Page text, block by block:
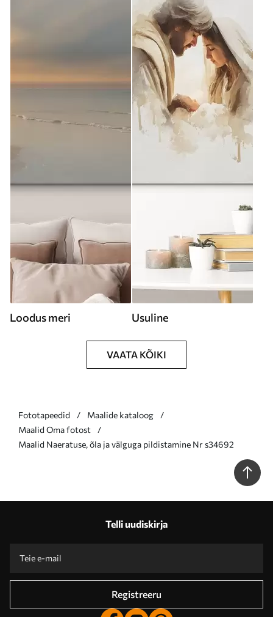
Loodus meri Usuline
VAATA KÕIKI
Fototapeedid
Maalide kataloog
Maalid Oma fotost
Maalid Naeratuse, õla ja välguga pildistamine Nr s34692
Telli uudiskirja
Registreeru